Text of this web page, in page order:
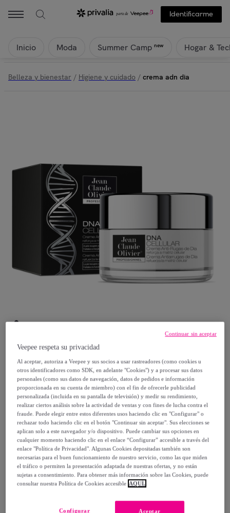
Identificarme
Inicio Moda Summer Camp new Hogar &
Belleza y bienestar / Higiene y cuidado / crema adn dia
JCO
crema adn dia
Modelo: Talla Ãºnica
10,99 €
19,90 €
-44%
Vendido porPostquam Cosmetic
Veepee respeta su privacidad
Al aceptar, autoriza a Veepee y sus socios a usar rastreadores (como cookies u
otros identificadores como SDK, en adelante "Cookies") y a procesar sus datos
personales (como sus datos de navegación, datos de pedidos e información
proporcionada en su cuenta de miembro) con el fin de ofrecerle publicidad
personalizada (incluida en su pantalla de televisión) y medir su rendimiento,
realizar ciertos análisis sobre la actividad de ventas y con fines de lucha contra el
fraude. Puede elegir entre estos diferentes usos haciendo clic en "Configurar" o
rechazar todo haciendo clic en el botón "Continuar sin aceptar". Sus elecciones se
aplican solo a este navegador y/o dispositivo. Puede cambiar sus opciones en
cualquier momento haciendo clic en el enlace “Configurar” accesible a través del
enlace "Política de Privacidad". Algunas Cookies depositadas también son
necesarias para el buen funcionamiento de nuestro servicio, como las que miden
el tráfico o permiten la presentación adaptada de nuestras ofertas, y no están
sujetas a consentimiento. Para obtener más información sobre las Cookies, puede
consultar nuestra Política de Cookies accesible AQUÍ.
Aceptar
Configurar
Continuar sin aceptar